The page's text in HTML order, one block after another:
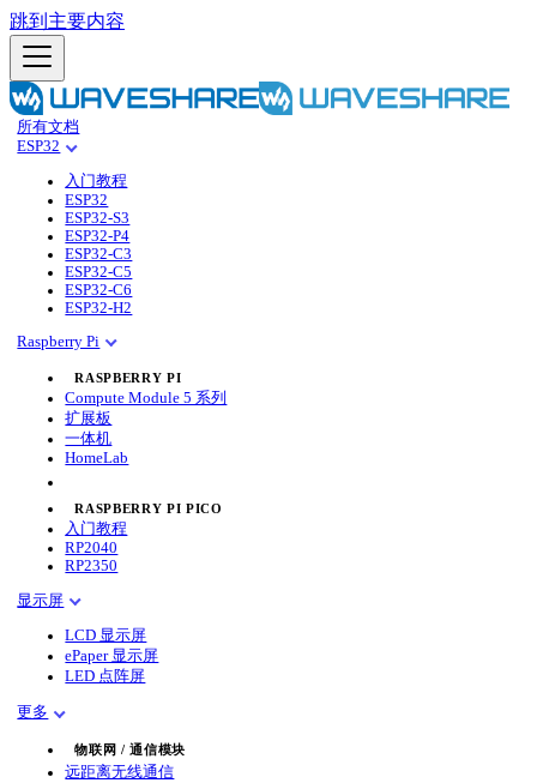
跳到主要内容
所有文档
ESP32
入门教程
ESP32
ESP32-S3
ESP32-P4
ESP32-C3
ESP32-C5
ESP32-C6
ESP32-H2
Raspberry Pi
RASPBERRY PI
Compute Module 5 系列
扩展板
一体机
HomeLab
RASPBERRY PI PICO
入门教程
RP2040
RP2350
显示屏
LCD 显示屏
ePaper 显示屏
LED 点阵屏
更多
物联网 / 通信模块
远距离无线通信